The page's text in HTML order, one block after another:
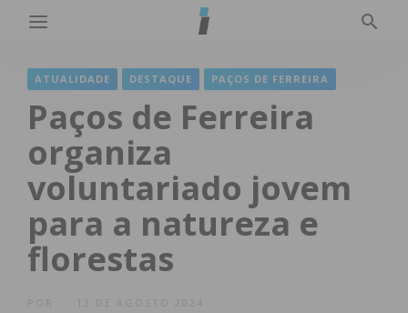
ATUALIDADE DESTAQUE PAÇOS DE FERREIRA
Paços de Ferreira
organiza
voluntariado jovem
para a natureza e
florestas
13 DE AGOSTO 2024